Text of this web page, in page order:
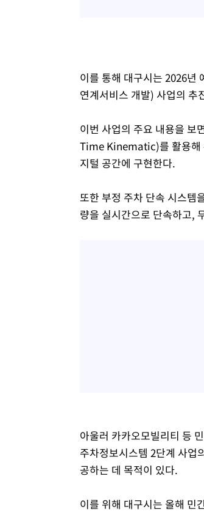
이를 통해 대구시는 2026년
연계서비스 개발) 사업의 추
이번 사업의 주요 내용을 보
Time Kinematic)를 활용해
지털 공간에 구현한다.
또한 부정 주차 단속 시스템
량을 실시간으로 단속하고,
아울러 카카오모빌리티 등
주차정보시스템 2단계 사업
공하는 데 목적이 있다.
이를 위해 대구시는 올해